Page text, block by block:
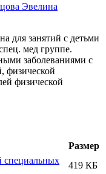
Эвелина
для занятий с детьми
мед группе.
заболеваниями с
физической
физической
Размер
специальных
419 КБ